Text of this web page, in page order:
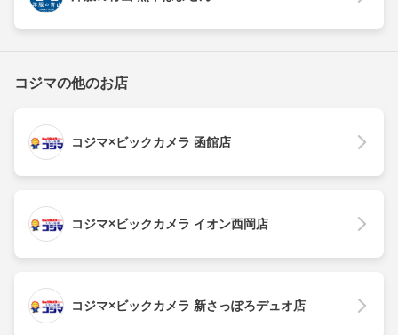
コジマの他のお店
コジマ×ビックカメラ 函館店
コジマ×ビックカメラ イオン西岡店
コジマ×ビックカメラ 新さっぽろデュオ店